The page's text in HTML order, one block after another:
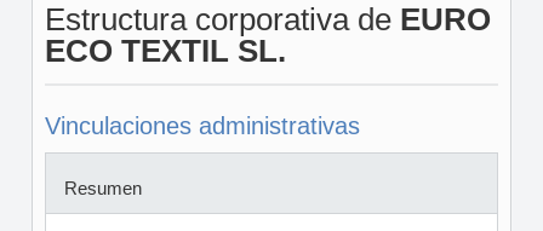
Estructura corporativa de EURO
ECO TEXTIL SL.
Vinculaciones administrativas
Resumen